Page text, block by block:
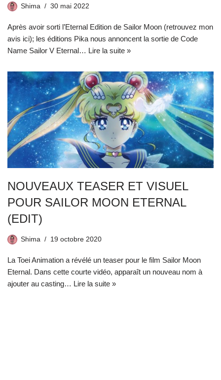
Shima 30 mai 2022
Après avoir sorti l’Eternal Edition de Sailor Moon (retrouvez mon
avis ici); les éditions Pika nous annoncent la sortie de Code
Name Sailor V Eternal… Lire la suite »
NOUVEAUX TEASER ET VISUEL
POUR SAILOR MOON ETERNAL
(EDIT)
Shima 19 octobre 2020
La Toei Animation a révélé un teaser pour le film Sailor Moon
Eternal. Dans cette courte vidéo, apparaît un nouveau nom à
ajouter au casting… Lire la suite »